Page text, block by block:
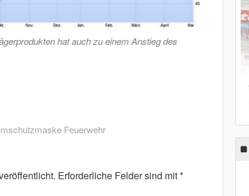
hat auch zu einem Anstieg des
Feuerwehr
Erforderliche Felder sind mit*